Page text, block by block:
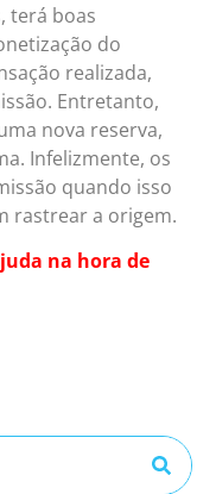
terá boas
do
realizada,
Entretanto,
nova reserva,
Infelizmente, os
quando isso
rastrear a origem.
na hora de